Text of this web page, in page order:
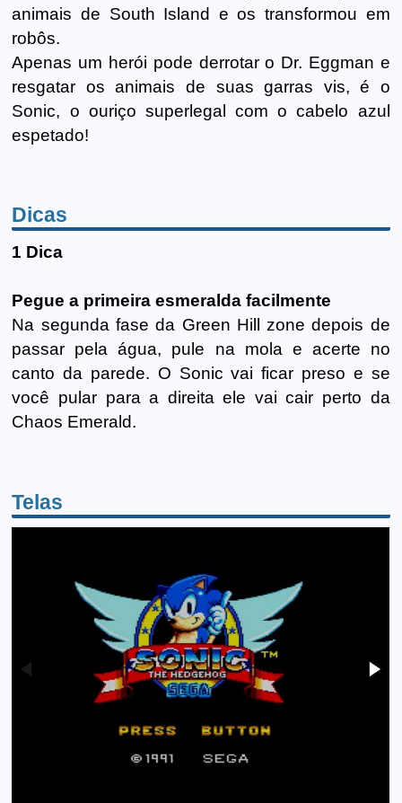
animais de South Island e os transformou em
robôs.
Apenas um herói pode derrotar o Dr. Eggman e
resgatar os animais de suas garras vis, é o
Sonic, o ouriço superlegal com o cabelo azul
espetado!
Dicas
1 Dica
Pegue a primeira esmeralda facilmente
Na segunda fase da Green Hill zone depois de
passar pela água, pule na mola e acerte no
canto da parede. O Sonic vai ficar preso e se
você pular para a direita ele vai cair perto da
Chaos Emerald.
Telas